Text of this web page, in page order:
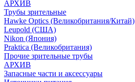
АРХИВ
Трубы зрительные
Hawke Optics (Великобритания/Китай)
Leupold (США)
Nikon (Япония)
Praktica (Великобритания)
Прочие зрительные трубы
АРХИВ
Запасные части и аксессуары